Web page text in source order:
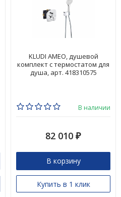
KLUDI AMEO, душевой
комплект с термостатом для
душа, арт. 418310575
В наличии
82 010 ₽
В корзину
Купить в 1 клик